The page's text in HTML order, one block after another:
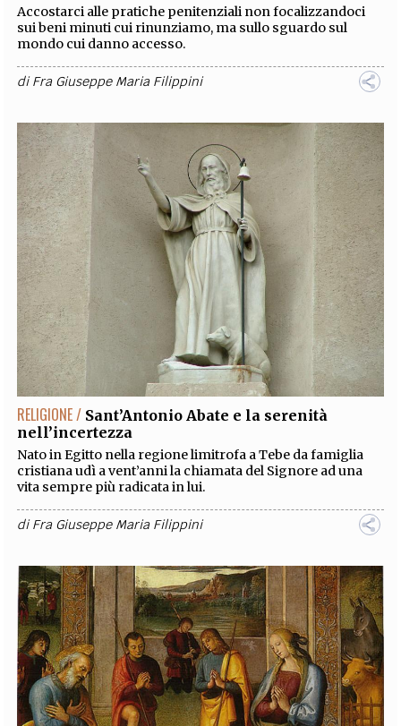
Accostarci alle pratiche penitenziali non focalizzandoci
sui beni minuti cui rinunziamo, ma sullo sguardo sul
mondo cui danno accesso.
diFra Giuseppe Maria Filippini
RELIGIONE / Sant’Antonio Abate e la serenità
nell’incertezza
Nato in Egitto nella regione limitrofa a Tebe da famiglia
cristiana udì a vent’anni la chiamata del Signore ad una
vita sempre più radicata in lui.
diFra Giuseppe Maria Filippini